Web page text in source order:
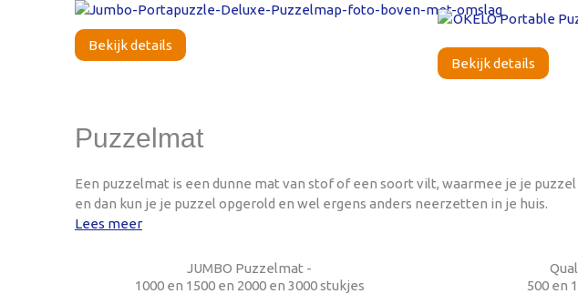
Bekijk details
Bekijk details
Puzzelmat
Een puzzelmat is een dunne mat van stof of een soort vilt, waarmee je je
en dan kun je je puzzel opgerold en wel ergens anders neerzetten in je huis.
Lees meer
JUMBO Puzzelmat -
1000 en 1500 en 2000 en 3000 stukjes
500 en